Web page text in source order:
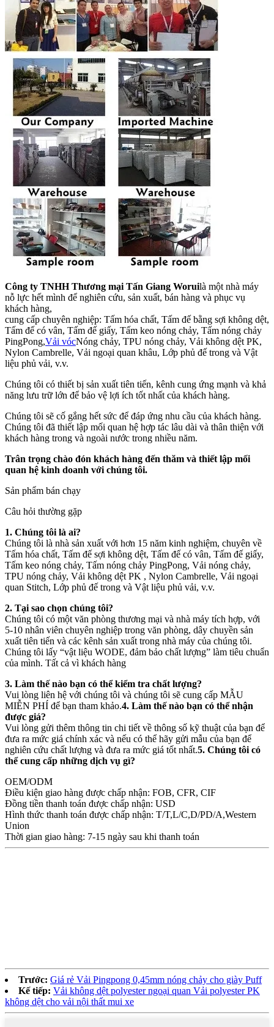
Công ty TNHH Thương mại Tấn Giang Woruilà một nhà máy
nỗ lực hết mình để nghiên cứu, sản xuất, bán hàng và phục vụ
khách hàng,
cung cấp chuyên nghiệp: Tấm hóa chất, Tấm đế bằng sợi không dệt,
Tấm đế có vân, Tấm đế giấy, Tấm keo nóng chảy, Tấm nóng chảy
PingPong,Vải vócNóng chảy, TPU nóng chảy, Vải không dệt PK,
Nylon Cambrelle, Vải ngoại quan khâu, Lớp phủ đế trong và Vật
liệu phủ vải, v.v.
Chúng tôi có thiết bị sản xuất tiên tiến, kênh cung ứng mạnh và khả
năng lưu trữ lớn để bảo vệ lợi ích tốt nhất của khách hàng.
Chúng tôi sẽ cố gắng hết sức để đáp ứng nhu cầu của khách hàng.
Chúng tôi đã thiết lập mối quan hệ hợp tác lâu dài và thân thiện với
khách hàng trong và ngoài nước trong nhiều năm.
Trân trọng chào đón khách hàng đến thăm và thiết lập mối
quan hệ kinh doanh với chúng tôi.
Sản phẩm bán chạy
Câu hỏi thường gặp
1. Chúng tôi là ai?
Chúng tôi là nhà sản xuất với hơn 15 năm kinh nghiệm, chuyên về
Tấm hóa chất, Tấm đế sợi không dệt, Tấm đế có vân, Tấm đế giấy,
Tấm keo nóng chảy, Tấm nóng chảy PingPong, Vải nóng chảy,
TPU nóng chảy, Vải không dệt PK , Nylon Cambrelle, Vải ngoại
quan Stitch, Lớp phủ đế trong và Vật liệu phủ vải, v.v.
2. Tại sao chọn chúng tôi?
Chúng tôi có một văn phòng thương mại và nhà máy tích hợp, với
5-10 nhân viên chuyên nghiệp trong văn phòng, dây chuyền sản
xuất tiên tiến và các kênh sản xuất trong nhà máy của chúng tôi.
Chúng tôi lấy “vật liệu WODE, đảm bảo chất lượng” làm tiêu chuẩn
của mình. Tất cả vì khách hàng
3. Làm thế nào bạn có thể kiểm tra chất lượng?
Vui lòng liên hệ với chúng tôi và chúng tôi sẽ cung cấp MẪU
MIỄN PHÍ để bạn tham khảo.4. Làm thế nào bạn có thể nhận
được giá?
Vui lòng gửi thêm thông tin chi tiết về thông số kỹ thuật của bạn để
đưa ra mức giá chính xác và nếu có thể hãy gửi mẫu của bạn để
nghiên cứu chất lượng và đưa ra mức giá tốt nhất.5. Chúng tôi có
thể cung cấp những dịch vụ gì?
OEM/ODM
Điều kiện giao hàng được chấp nhận: FOB, CFR, CIF
Đồng tiền thanh toán được chấp nhận: USD
Hình thức thanh toán được chấp nhận: T/T,L/C,D/PD/A,Western
Union
Thời gian giao hàng: 7-15 ngày sau khi thanh toán
Trước: Giá rẻ Vải Pingpong 0,45mm nóng chảy cho giày Puff
Kế tiếp: Vải không dệt polyester ngoại quan Vải polyester PK
không dệt cho vải nội thất mui xe